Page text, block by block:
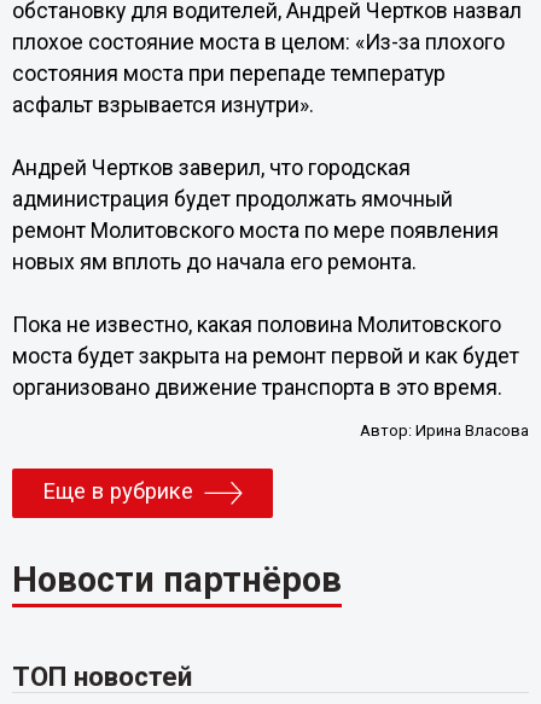
обстановку для водителей, Андрей Чертков назвал
плохое состояние моста в целом: «Из-за плохого
состояния моста при перепаде температур
асфальт взрывается изнутри».
Андрей Чертков заверил, что городская
администрация будет продолжать ямочный
ремонт Молитовского моста по мере появления
новых ям вплоть до начала его ремонта.
Пока не известно, какая половина Молитовского
моста будет закрыта на ремонт первой и как будет
организовано движение транспорта в это время.
Автор:Ирина Власова
Еще в рубрике
Новости партнёров
ТОП новостей